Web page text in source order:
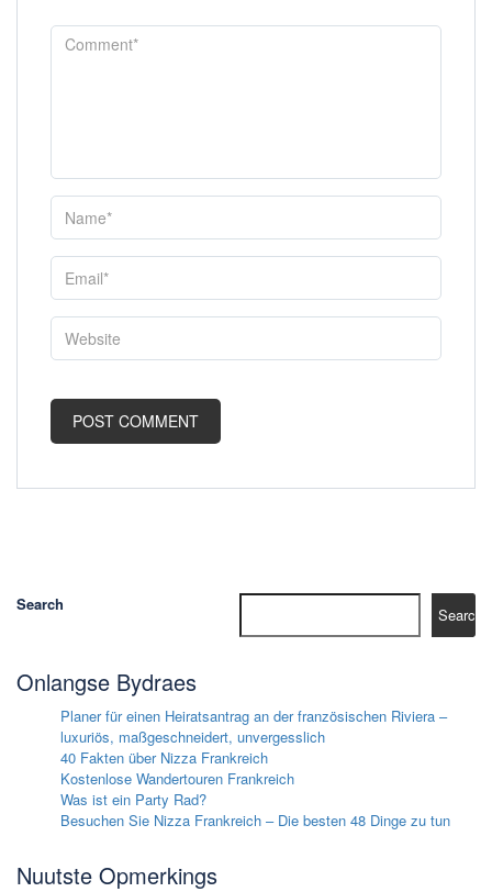
Search
Search
Onlangse Bydraes
Planer für einen Heiratsantrag an der französischen Riviera –
luxuriös, maßgeschneidert, unvergesslich
40 Fakten über Nizza Frankreich
Kostenlose Wandertouren Frankreich
Was ist ein Party Rad?
Besuchen Sie Nizza Frankreich – Die besten 48 Dinge zu tun
Nuutste Opmerkings